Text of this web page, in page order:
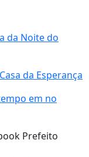
da Noite do
da Esperança
em no
Prefeito